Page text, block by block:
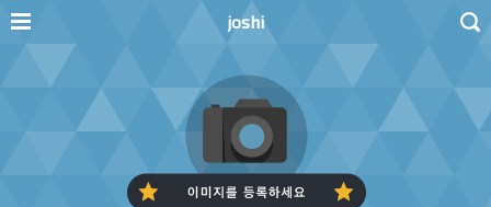
joshi